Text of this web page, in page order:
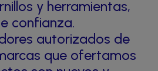
y herramientas,
confianza.
autorizados de
que ofertamos